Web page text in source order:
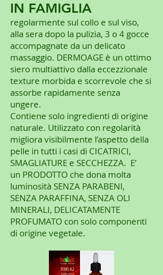
IN FAMIGLIA
regolarmente sul collo e sul viso,
alla sera dopo la pulizia, 3 o 4 gocce
accompagnate da un delicato
massaggio. DERMOAGE è un ottimo
siero multiattivo dalla eccezzionale
texture morbida e scorrevole che si
assorbe rapidamente senza
ungere.
Contiene solo ingredienti di origine
naturale. Utilizzato con regolarità
migliora visibilmente l’aspetto della
pelle in tutti i casi di CICATRICI,
SMAGLIATURE e SECCHEZZA. E’
un PRODOTTO che dona molta
luminosità SENZA PARABENI,
SENZA PARAFFINA, SENZA OLI
MINERALI, DELICATAMENTE
PROFUMATO con solo componenti
di origine vegetale.